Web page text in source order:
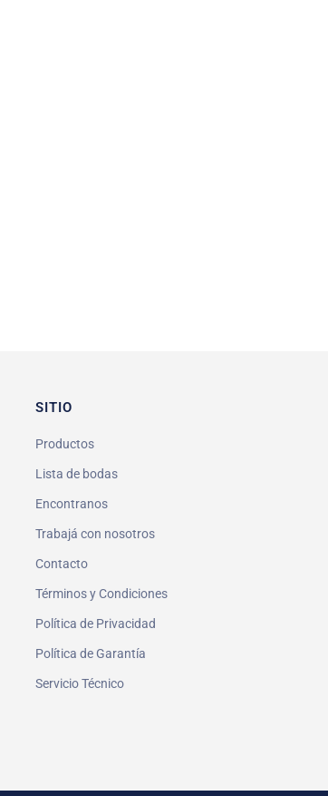
SITIO
Productos
Lista de bodas
Encontranos
Trabajá con nosotros
Contacto
Términos y Condiciones
Política de Privacidad
Política de Garantía
Servicio Técnico